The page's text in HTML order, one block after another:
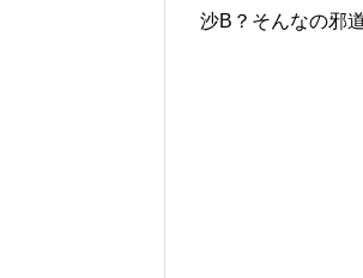
沙B？そんなの邪